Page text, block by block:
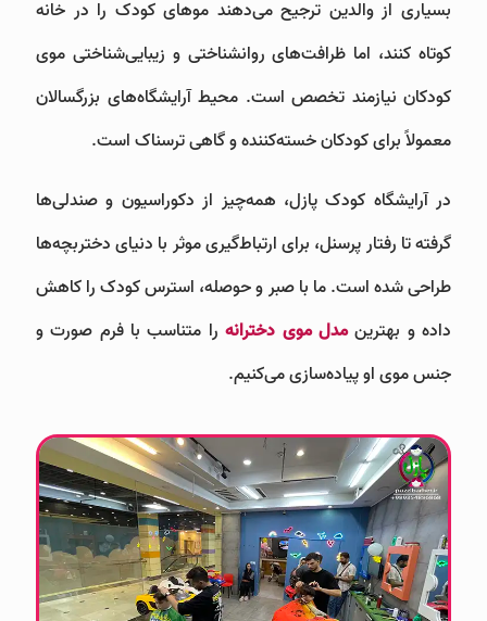
بسیاری از والدین ترجیح می‌دهند موهای کودک را در خانه
کوتاه کنند، اما ظرافت‌های روانشناختی و زیبایی‌شناختی موی
کودکان نیازمند تخصص است. محیط آرایشگاه‌های بزرگسالان
معمولاً برای کودکان خسته‌کننده و گاهی ترسناک است.
در آرایشگاه کودک پازل، همه‌چیز از دکوراسیون و صندلی‌ها
گرفته تا رفتار پرسنل، برای ارتباط‌گیری موثر با دنیای دختربچه‌ها
طراحی شده است. ما با صبر و حوصله، استرس کودک را کاهش
داده و بهترینمدل موی دخترانهرا متناسب با فرم صورت و
جنس موی او پیاده‌سازی می‌کنیم.